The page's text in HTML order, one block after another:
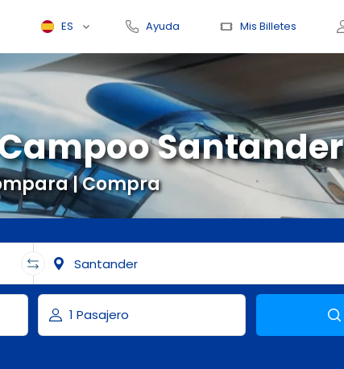
ES Ayuda Mis Billetes
| Compra
Santander